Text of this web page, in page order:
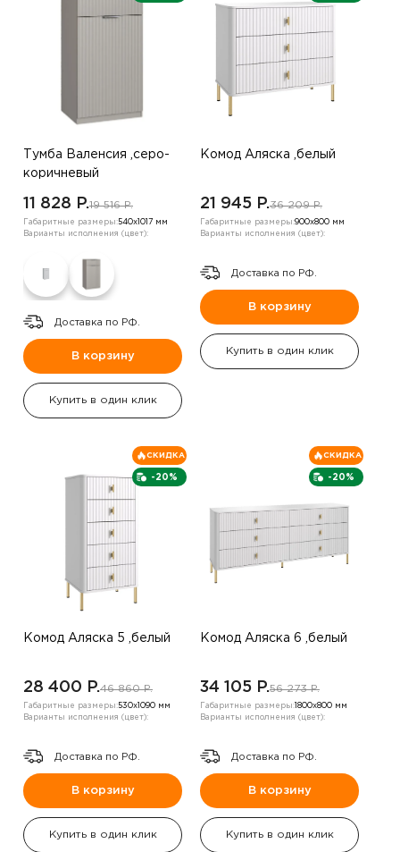
Тумба Валенсия ,серо-
коричневый
11 828 P.19 516 P.
Габаритные размеры:540х1017 мм
Варианты исполнения (цвет):
Доставка по РФ.
В корзину
Купить в один клик
Комод Аляска ,белый
21 945 P.36 209 P.
Габаритные размеры:900х800 мм
Варианты исполнения (цвет):
Доставка по РФ.
В корзину
Купить в один клик
-20%
СКИДКА
Комод Аляска 5 ,белый
28 400 P.46 860 P.
Габаритные размеры:530х1090 мм
Варианты исполнения (цвет):
Доставка по РФ.
В корзину
Купить в один клик
-20%
СКИДКА
Комод Аляска 6 ,белый
34 105 P.56 273 P.
Габаритные размеры: 1800х800 мм
Варианты исполнения (цвет):
Доставка по РФ.
В корзину
Купить в один клик